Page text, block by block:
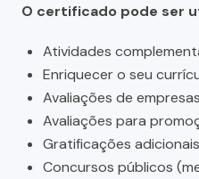
O certificado pode ser
Atividades
Enriquecer o seu
Avaliações de
Avaliações para
Gratificações
Concursos públicos